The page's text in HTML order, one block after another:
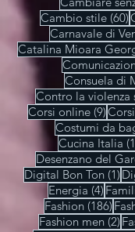
Buon Ferragosto (1)1
Caffè con
Cambiare
Cambio stile (60)
Carnavale di
Catalina Mioara
Consuela di
Contro la
Corsi online (9)9
Costumi da
Cucina Italia
Desenzano del
Digital Bon Ton (1)1
Energia (4)4 post